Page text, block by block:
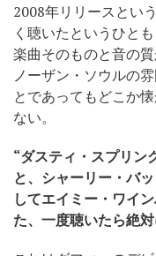
2008年リリースとい
く聴いたというひと
楽曲そのものと音の
ノーザン・ソウルの
とであってもどこか
ない。
“ダスティ・スプリン
と、シャーリー・バ
してエイミー・ワイ
た、一度聴いたら絶